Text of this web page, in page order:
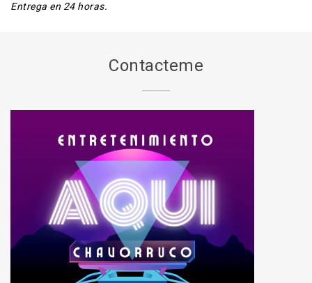
Entrega en 24 horas.
Contacteme